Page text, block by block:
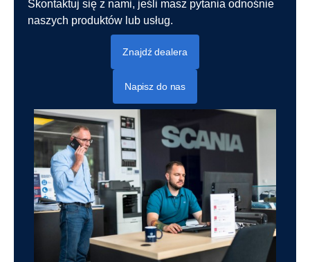
Skontaktuj się z nami, jeśli masz pytania odnośnie
naszych produktów lub usług.
Znajdź dealera
Napisz do nas